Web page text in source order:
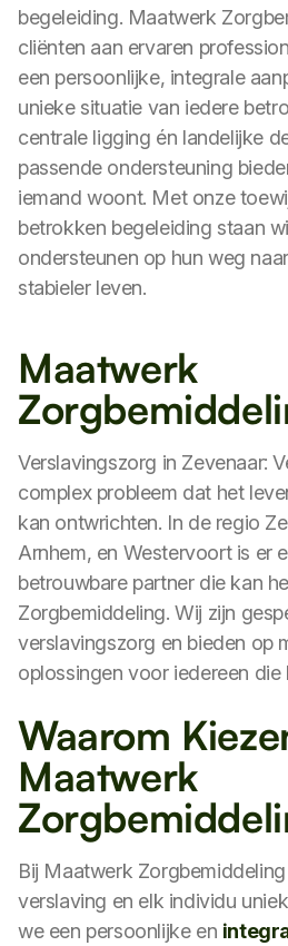
begeleiding. Maatwerk
cliënten aan ervaren
een persoonlijke, integrale
unieke situatie van iedere
centrale ligging én landelijke
passende ondersteuning
iemand woont. Met onze
betrokken begeleiding staan
ondersteunen op hun weg
stabieler leven.
Maatwerk
Verslavingszorg in Zevenaar:
complex probleem dat het
kan ontwrichten. In de regio
Arnhem, en Westervoort is er
betrouwbare partner die kan
Zorgbemiddeling. Wij zijn
verslavingszorg en bieden op
oplossingen voor iedereen die
Waarom
Maatwerk
Bij Maatwerk
verslaving en elk individu
we een persoonlijke en